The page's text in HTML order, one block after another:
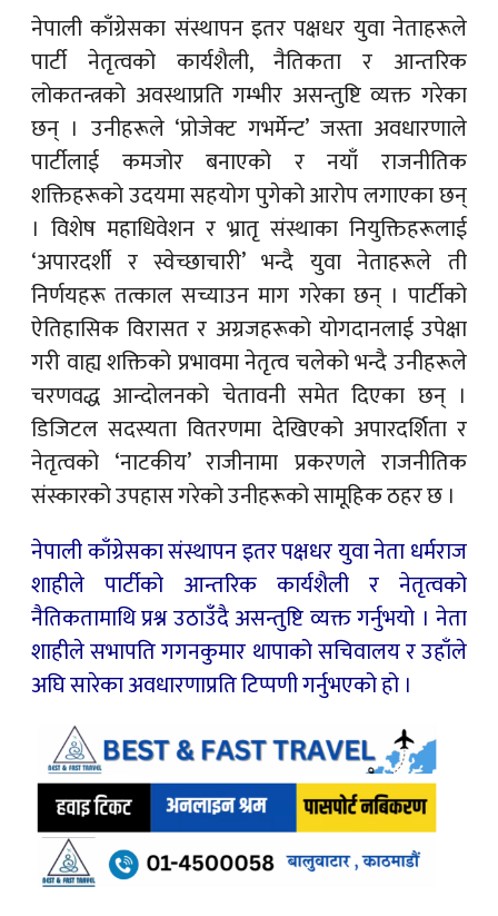
नेपाली काँग्रेसका संस्थापन इतर पक्षधर युवा नेताहरूले
पार्टी नेतृत्वको कार्यशैली, नैतिकता र आन्तरिक
लोकतन्त्रको अवस्थाप्रति गम्भीर असन्तुष्टि व्यक्त गरेका
छन् । उनीहरूले ‘प्रोजेक्ट गभर्मेन्ट’ जस्ता अवधारणाले
पार्टीलाई कमजोर बनाएको र नयाँ राजनीतिक
शक्तिहरूको उदयमा सहयोग पुगेको आरोप लगाएका छन्
। विशेष महाधिवेशन र भ्रातृ संस्थाका नियुक्तिहरूलाई
‘अपारदर्शी र स्वेच्छाचारी’ भन्दै युवा नेताहरूले ती
निर्णयहरू तत्काल सच्याउन माग गरेका छन् । पार्टीको
ऐतिहासिक विरासत र अग्रजहरूको योगदानलाई उपेक्षा
गरी वाह्य शक्तिको प्रभावमा नेतृत्व चलेको भन्दै उनीहरूले
चरणवद्ध आन्दोलनको चेतावनी समेत दिएका छन् ।
डिजिटल सदस्यता वितरणमा देखिएको अपारदर्शिता र
नेतृत्वको ‘नाटकीय’ राजीनामा प्रकरणले राजनीतिक
संस्कारको उपहास गरेको उनीहरूको सामूहिक ठहर छ ।
नेपाली काँग्रेसका संस्थापन इतर पक्षधर युवा नेता धर्मराज
शाहीले पार्टीको आन्तरिक कार्यशैली र नेतृत्वको
नैतिकतामाथि प्रश्न उठाउँदै असन्तुष्टि व्यक्त गर्नुभयो । नेता
शाहीले सभापति गगनकुमार थापाको सचिवालय र उहाँले
अघि सारेका अवधारणाप्रति टिप्पणी गर्नुभएको हो ।